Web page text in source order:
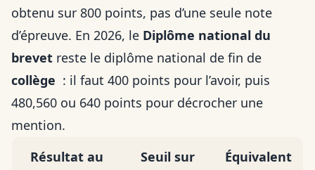
obtenu sur 800 points, pas d’une seule note
d’épreuve. En 2026, le Diplôme national du
brevet reste le diplôme national de fin de
collège : il faut 400 points pour l’avoir, puis
480,560 ou 640 points pour décrocher une
mention.
Résultat au
Seuil sur
Équivalent